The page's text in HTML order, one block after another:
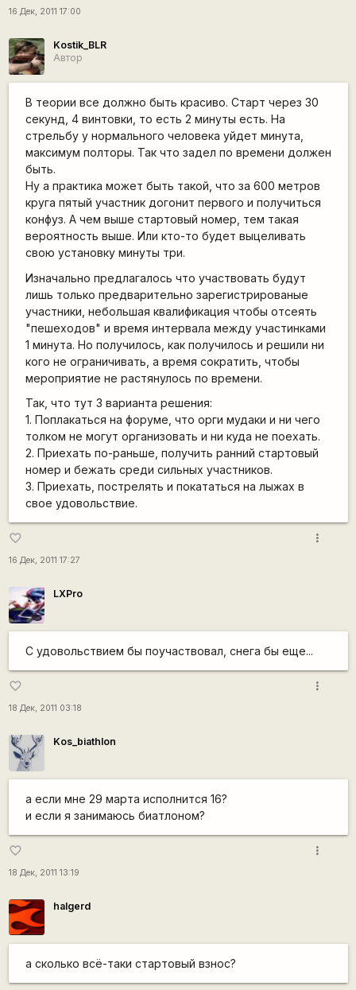
16 Дек, 2011 17:00
Kostik_BLR
Автор
В теории все должно быть красиво. Старт через 30
секунд, 4 винтовки, то есть 2 минуты есть. На
стрельбу у нормального человека уйдет минута,
максимум полторы. Так что задел по времени должен
быть.
Ну а практика может быть такой, что за 600 метров
круга пятый участник догонит первого и получиться
конфуз. А чем выше стартовый номер, тем такая
вероятность выше. Или кто-то будет выцеливать
свою установку минуты три.
Изначально предлагалось что участвовать будут
лишь только предварительно зарегистрированые
участники, небольшая квалификация чтобы отсеять
"пешеходов" и время интервала между участинками
1 минута. Но получилось, как получилось и решили ни
кого не ограничивать, а время сократить, чтобы
мероприятие не растянулось по времени.
Так, что тут 3 варианта решения:
1. Поплакаться на форуме, что орги мудаки и ни чего
толком не могут организовать и ни куда не поехать.
2. Приехать по-раньше, получить ранний стартовый
номер и бежать среди сильных участников.
3. Приехать, пострелять и покататься на лыжах в
свое удовольствие.
favorite_border
16 Дек, 2011 17:27
more_vert
LXPro
С удовольствием бы поучаствовал, снега бы еще...
favorite_border
18 Дек, 2011 03:18
more_vert
Kos_biathlon
а если мне 29 марта исполнится 16?
и если я занимаюсь биатлоном?
favorite_border
18 Дек, 2011 13:19
more_vert
halgerd
а сколько всё-таки стартовый взнос?